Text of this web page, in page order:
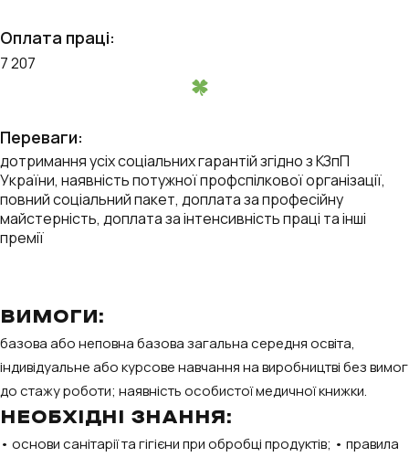
Оплата праці:
7 207
Переваги:
дотримання усіх соціальних гарантій згідно з КЗпП
України, наявність потужної профспілкової організації,
повний соціальний пакет, доплата за професійну
майстерність, доплата за інтенсивність праці та інші
премії
ВИМОГИ:
базова або неповна базова загальна середня освіта,
індивідуальне або курсове навчання на виробництві без вимог
до стажу роботи; наявність особистої медичної книжки.
НЕОБХІДНІ ЗНАННЯ:
• основи санітарії та гігієни при обробці продуктів; • правила